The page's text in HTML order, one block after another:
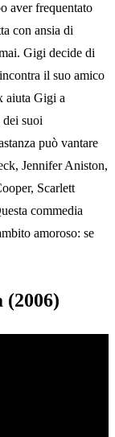
aver frequentato
con ansia di
Gigi decide di
il suo amico
aiuta Gigi a
suoi
può vantare
Jennifer Aniston,
Scarlett
commedia
amoroso: se
(2006)